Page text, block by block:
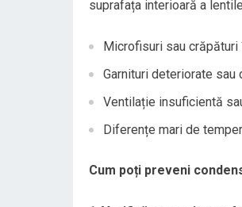
suprafața interioară a
Microfisuri sau crăpături
Garnituri deteriorate sau
Ventilație insuficientă
Diferențe mari de
Cum poți preveni